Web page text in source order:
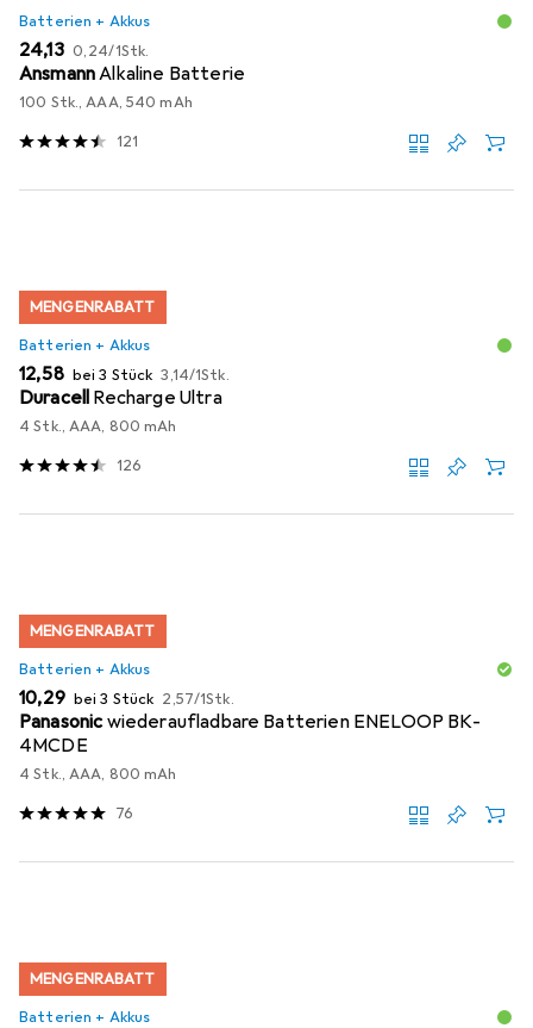
Batterien + Akkus
EUR
24,13 EUR
0,24/1Stk.
AnsmannAlkaline Batterie
100 Stk., AAA, 540 mAh
121
MENGENRABATT
Batterien + Akkus
EUR
12,58 bei 3 Stück EUR
3,14/1Stk.
Duracell Recharge Ultra
4 Stk., AAA, 800 mAh
126
MENGENRABATT
Batterien + Akkus
EUR
10,29 bei 3 Stück EUR
2,57/1Stk.
Panasonicwiederaufladbare Batterien ENELOOP BK-
4MCDE
4 Stk., AAA, 800 mAh
76
MENGENRABATT
Batterien + Akkus